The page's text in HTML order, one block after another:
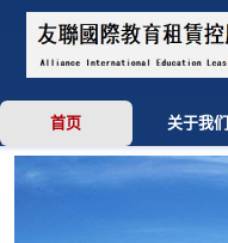
首页 关于我们